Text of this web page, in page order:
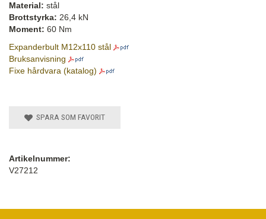
Material: stål
Brottstyrka: 26,4 kN
Moment: 60 Nm
Expanderbult M12x110 stål
Bruksanvisning
Fixe hårdvara (katalog)
SPARA SOM FAVORIT
Artikelnummer:
V27212